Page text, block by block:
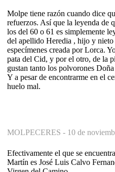
Molpe tiene razón cuando dice
refuerzos. Así que la leyenda de
los del 60 o 61 es simplemente
del apellido Heredia , hijo y
especímenes creada por Lorca.
pata del Cid, y por el otro, de la
gustan tanto los polvorones
Y a pesar de encontrarme en el
huelo mal.
MOLPECERES - 10 de
Efectivamente el que se
Martín es José Luis Calvo